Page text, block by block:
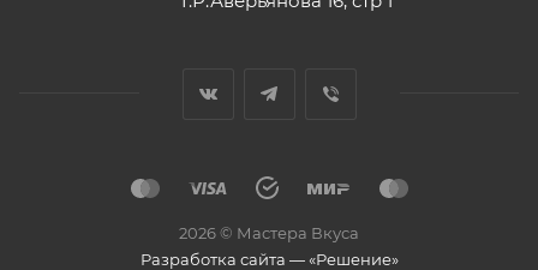
2026 © Мастера Вкуса
Разработка сайта — «Решение»